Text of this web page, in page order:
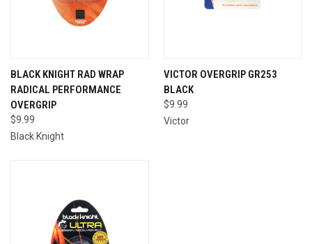
BLACK KNIGHT RAD WRAP
RADICAL PERFORMANCE
OVERGRIP
$9.99
Black Knight
VICTOR OVERGRIP GR253
BLACK
$9.99
Victor